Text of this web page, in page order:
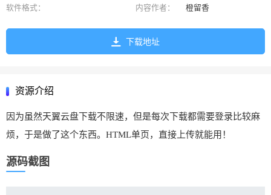
软件格式： 内容作者： 橙留香
下载地址
资源介绍
因为虽然天翼云盘下载不限速，但是每次下载都需要登录比较麻
烦，于是做了这个东西。HTML单页，直接上传就能用！
源码截图